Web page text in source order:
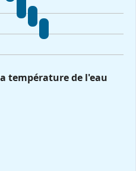
température de l'eau